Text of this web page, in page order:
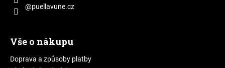
@puellavune.cz
Vše o nákupu
Doprava a způsoby platby